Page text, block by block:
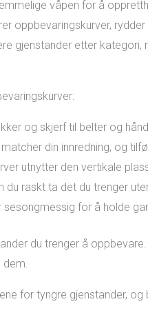
våpen for å
oppbevaringskurver,
gjenstander etter
og skjerf til belter og
din innredning, og
utnytter den vertikale
du raskt ta det du trenger
sesongmessig for å holde
du trenger å
dem.
for tyngre gjenstander,